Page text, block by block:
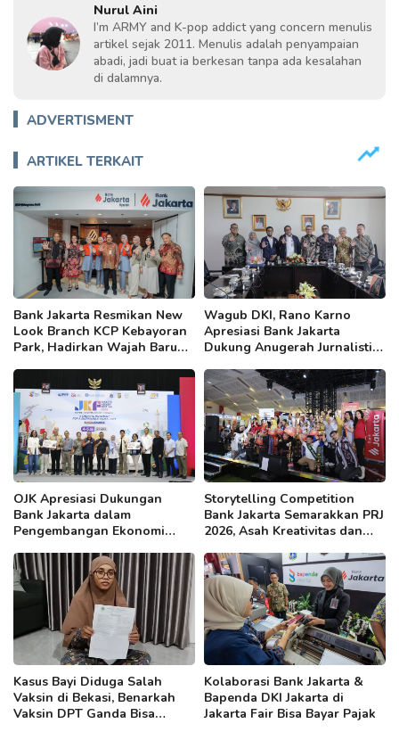
Nurul Aini
I’m ARMY and K-pop addict yang concern menulis
artikel sejak 2011. Menulis adalah penyampaian
abadi, jadi buat ia berkesan tanpa ada kesalahan
di dalamnya.
ADVERTISMENT
ARTIKEL TERKAIT
Bank Jakarta Resmikan New
Look Branch KCP Kebayoran
Park, Hadirkan Wajah Baru
Wagub DKI, Rano Karno
Apresiasi Bank Jakarta
Dukung Anugerah Jurnalistik
Berkualitas Sambut 5 Abad
Jakarta
OJK Apresiasi Dukungan
Bank Jakarta dalam
Pengembangan Ekonomi
Storytelling Competition
Bank Jakarta Semarakkan PRJ
2026, Asah Kreativitas dan
Kasus Bayi Diduga Salah
Vaksin di Bekasi, Benarkah
Vaksin DPT Ganda Bisa
Kolaborasi Bank Jakarta &
Bapenda DKI Jakarta di
Jakarta Fair Bisa Bayar Pajak